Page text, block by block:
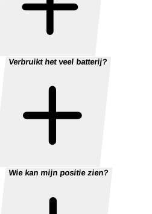
Verbruikt het veel batterij?
Wie kan mijn positie zien?